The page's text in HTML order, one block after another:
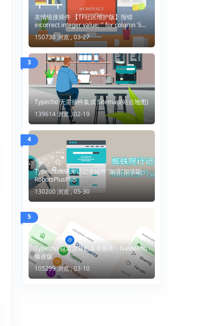
友情链接插件 【TF社区维护版】报错
incorrect integer value: '' for column 'lid'
at row 1
150738 浏览 ,03-27
3
Typecho 无需插件集成 Sitemap(站点地图)
139614 浏览 ,02-19
4
Typecho蜘蛛来访记录插件"加强"加强版：
RobotsPlusPlus
130200 浏览 ,05-30
5
Typecho 自定义导航菜单插件：NavMenu
修改版
105299 浏览 ,03-10